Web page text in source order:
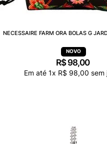
NECESSAIRE FARM ORA BOLAS G
R$98,00
Em até 1x R$ 98,00 sem